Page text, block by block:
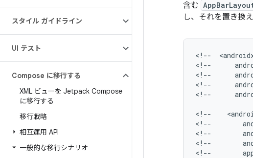
スタイル ガイドライン
UI テスト
Compose に移行する
XML ビューを Jetpack Compose
に移行する
移行戦略
相互運用 API
一般的な移行シナリオ
含む
し、それを置き換
<!--
<!--
<!--
<!--
<!--
<!--
<!--
<!--
<!--
<!--